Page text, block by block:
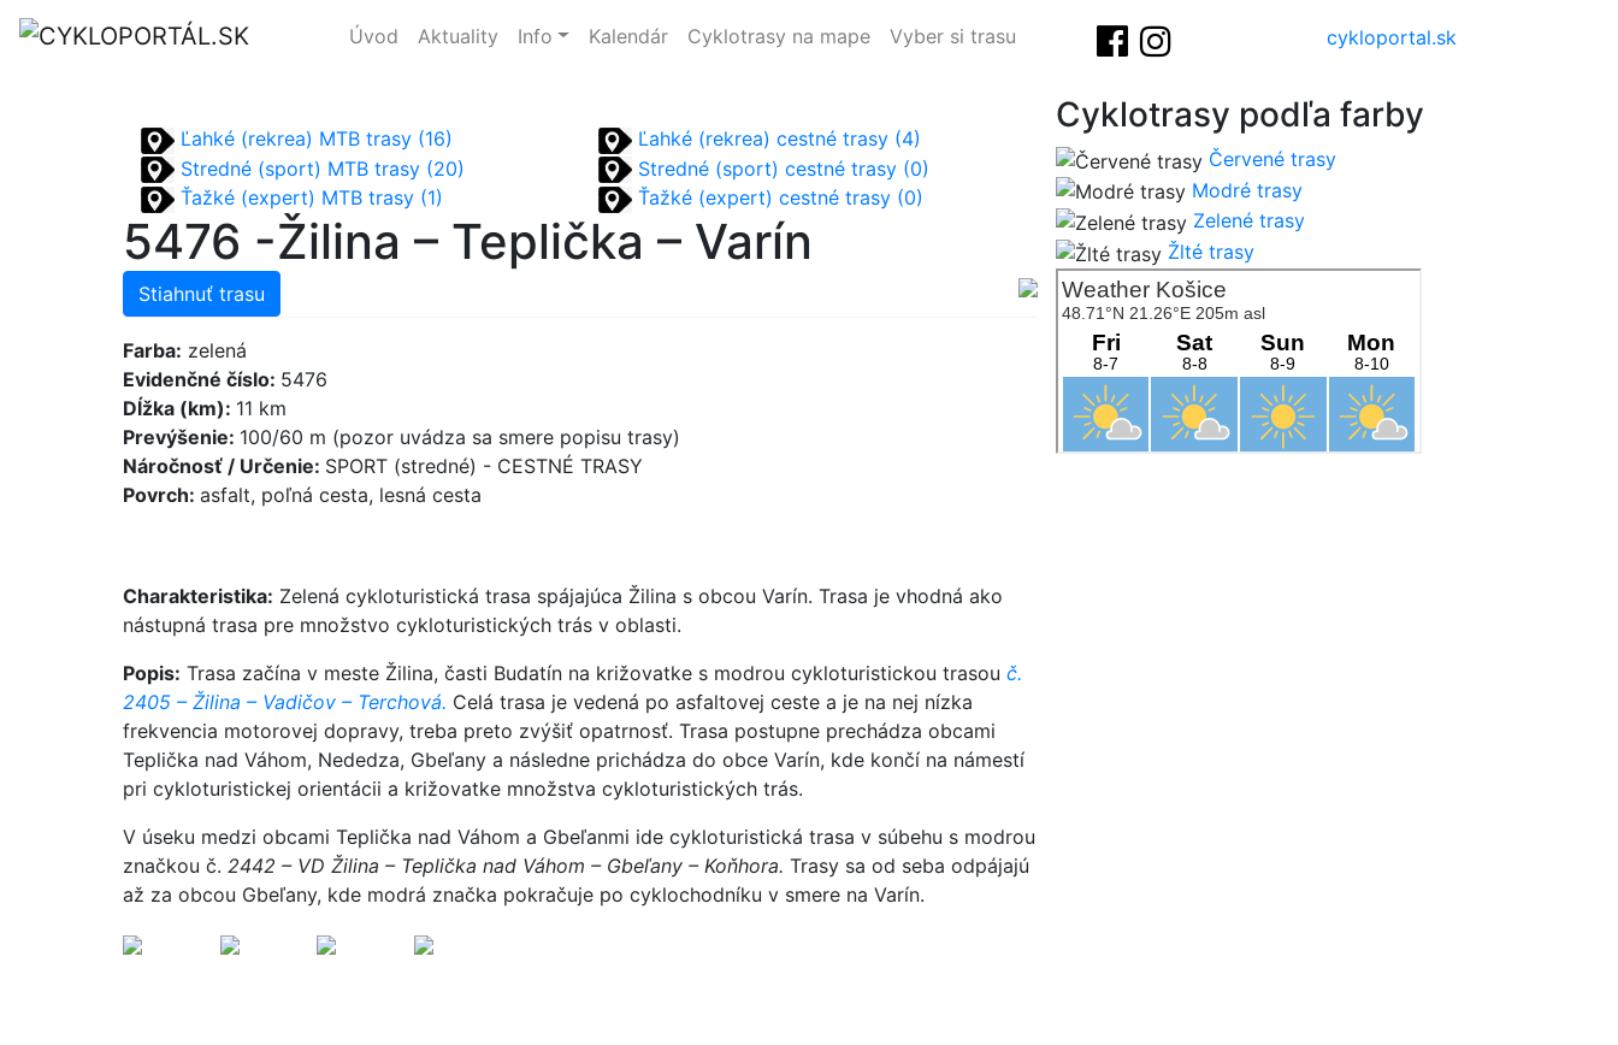
Úvod Aktuality Info Kalendár Cyklotrasy na mape Vyber si trasu cykloportal.sk
Ľahké (rekrea) MTB trasy (16)
Stredné (sport) MTB trasy (20)
Ťažké (expert) MTB trasy (1)
Ľahké (rekrea) cestné trasy (4)
Stredné (sport) cestné trasy (0)
Ťažké (expert) cestné trasy (0)
5476 -Žilina – Teplička – Varín
Stiahnuť trasu
Farba: zelená
Evidenčné číslo: 5476
Dĺžka (km): 11 km
Prevýšenie: 100/60 m (pozor uvádza sa smere popisu trasy)
Náročnosť / Určenie: SPORT (stredné) - CESTNÉ TRASY
Povrch: asfalt, poľná cesta, lesná cesta
Charakteristika: Zelená cykloturistická trasa spájajúca Žilina s obcou Varín. Trasa je vhodná ako
nástupná trasa pre množstvo cykloturistických trás v oblasti.
Popis: Trasa začína v meste Žilina, časti Budatín na križovatke s modrou cykloturistickou trasou č.
2405 – Žilina – Vadičov – Terchová. Celá trasa je vedená po asfaltovej ceste a je na nej nízka
frekvencia motorovej dopravy, treba preto zvýšiť opatrnosť. Trasa postupne prechádza obcami
Teplička nad Váhom, Nededza, Gbeľany a následne prichádza do obce Varín, kde končí na námestí
pri cykloturistickej orientácii a križovatke množstva cykloturistických trás.
V úseku medzi obcami Teplička nad Váhom a Gbeľanmi ide cykloturistická trasa v súbehu s modrou
značkou č. 2442 – VD Žilina – Teplička nad Váhom – Gbeľany – Koňhora. Trasy sa od seba odpájajú
až za obcou Gbeľany, kde modrá značka pokračuje po cyklochodníku v smere na Varín.
Cyklotrasy podľa farby
Červené trasy
Modré trasy
Zelené trasy
Žlté trasy